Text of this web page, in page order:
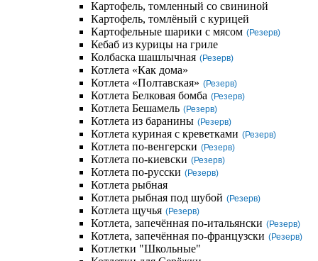
Картофель, томленный со свининой
Картофель, томлёный с курицей
Картофельные шарики с мясом (Резерв)
Кебаб из курицы на гриле
Колбаска шашлычная (Резерв)
Котлета «Как дома»
Котлета «Полтавская» (Резерв)
Котлета Белковая бомба (Резерв)
Котлета Бешамель (Резерв)
Котлета из баранины (Резерв)
Котлета куриная с креветками (Резерв)
Котлета по-венгерски (Резерв)
Котлета по-киевски (Резерв)
Котлета по-русски (Резерв)
Котлета рыбная
Котлета рыбная под шубой (Резерв)
Котлета щучья (Резерв)
Котлета, запечённая по-итальянски (Резерв)
Котлета, запечённая по-французски (Резерв)
Котлетки "Школьные"